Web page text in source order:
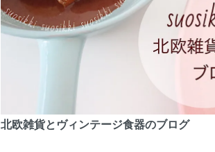
北欧雑貨とヴィンテージ食器のブログ